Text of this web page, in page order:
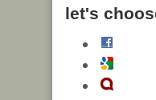
let's